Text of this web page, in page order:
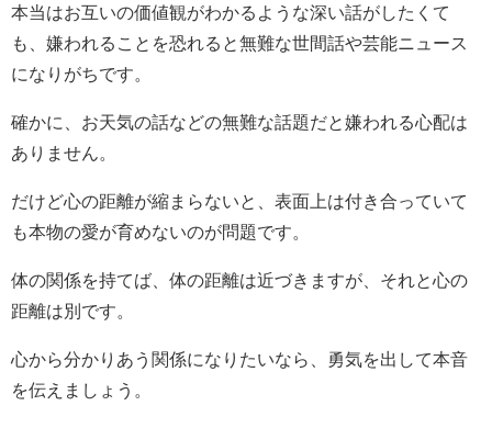
本当はお互いの価値観がわかるような深い話がしたくて
も、嫌われることを恐れると無難な世間話や芸能ニュース
になりがちです。
確かに、お天気の話などの無難な話題だと嫌われる心配は
ありません。
だけど心の距離が縮まらないと、表面上は付き合っていて
も本物の愛が育めないのが問題です。
体の関係を持てば、体の距離は近づきますが、それと心の
距離は別です。
心から分かりあう関係になりたいなら、勇気を出して本音
を伝えましょう。